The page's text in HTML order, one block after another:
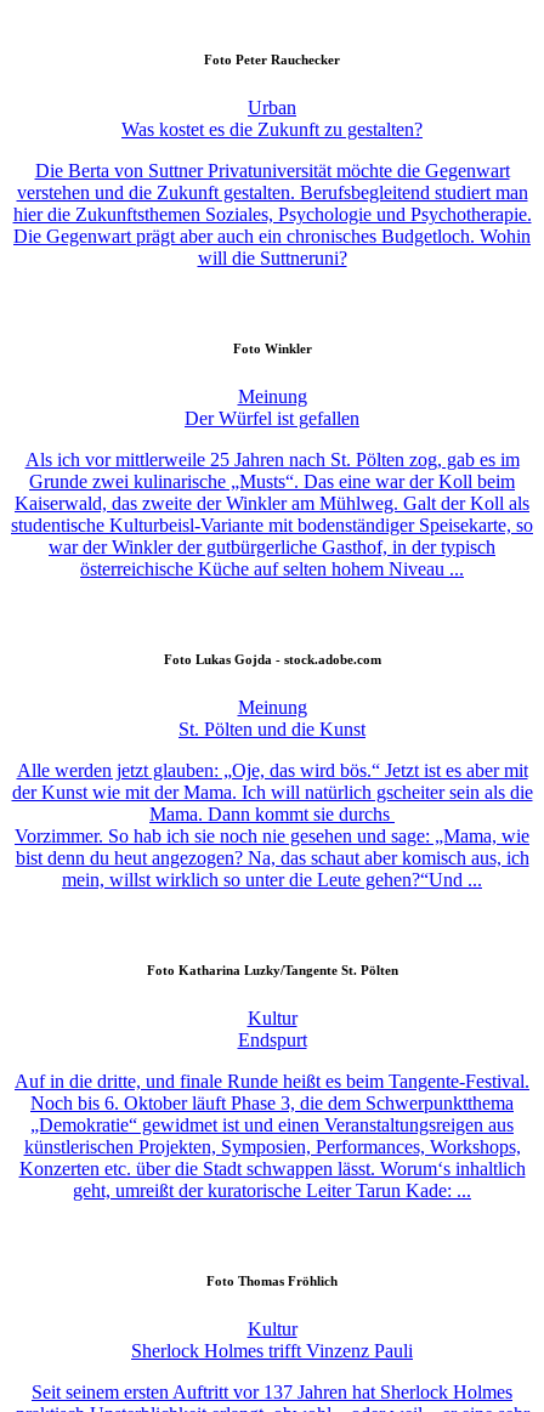
Foto Peter Rauchecker
Urban
Was kostet es die Zukunft zu gestalten?
Die Berta von Suttner Privatuniversität möchte die Gegenwart
verstehen und die Zukunft gestalten. Berufsbegleitend studiert man
hier die Zukunftsthemen Soziales, Psychologie und Psychotherapie.
Die Gegenwart prägt aber auch ein chronisches Budgetloch. Wohin
will die Suttneruni?
Foto Winkler
Meinung
Der Würfel ist gefallen
Als ich vor mittlerweile 25 Jahren nach St. Pölten zog, gab es im
Grunde zwei kulinarische „Musts“. Das eine war der Koll beim
Kaiserwald, das zweite der Winkler am Mühlweg. Galt der Koll als
studentische Kulturbeisl-Variante mit bodenständiger Speisekarte, so
war der Winkler der gutbürgerliche Gasthof, in der typisch
österreichische Küche auf selten hohem Niveau ...
Foto Lukas Gojda - stock.adobe.com
Meinung
St. Pölten und die Kunst
Alle werden jetzt glauben: „Oje, das wird bös.“ Jetzt ist es aber mit
der Kunst wie mit der Mama. Ich will natürlich gscheiter sein als die
Mama. Dann kommt sie durchs
Vorzimmer. So hab ich sie noch nie gesehen und sage: „Mama, wie
bist denn du heut angezogen? Na, das schaut aber komisch aus, ich
mein, willst wirklich so unter die Leute gehen?“Und ...
Foto Katharina Luzky/Tangente St. Pölten
Kultur
Endspurt
Auf in die dritte, und finale Runde heißt es beim Tangente-Festival.
Noch bis 6. Oktober läuft Phase 3, die dem Schwerpunktthema
„Demokratie“ gewidmet ist und einen Veranstaltungsreigen aus
künstlerischen Projekten, Symposien, Performances, Workshops,
Konzerten etc. über die Stadt schwappen lässt. Worum‘s inhaltlich
geht, umreißt der kuratorische Leiter Tarun Kade: ...
Foto Thomas Fröhlich
Kultur
Sherlock Holmes trifft Vinzenz Pauli
Seit seinem ersten Auftritt vor 137 Jahren hat Sherlock Holmes